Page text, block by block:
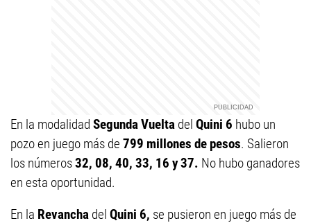
En la modalidad Segunda Vuelta del Quini 6 hubo un
pozo en juego más de 799 millones de pesos. Salieron
los números32, 08, 40, 33, 16 y 37. No hubo ganadores
en esta oportunidad.
En la Revancha del Quini 6, se pusieron en juego más de